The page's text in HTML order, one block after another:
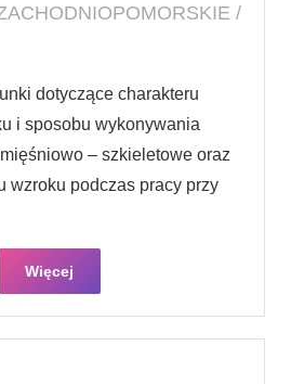
/
dotyczące charakteru
i sposobu wykonywania
– szkieletowe oraz
wzroku podczas pracy przy
Więcej